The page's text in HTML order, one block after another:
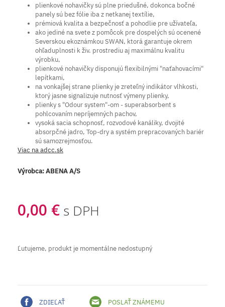
plienkové nohavičky sú plne priedušné, dokonca bočné
panely sú bez fólie iba z netkanej textílie,
prémiová kvalita a bezpečnosť a pohodlie pre užívateľa,
ako jediné na svete z pomôcok pre dospelých sú ocenené
Severskou ekoznámkou SWAN, ktorá garantuje okrem
ohľaduplnosti k živ. prostrediu aj maximálnu kvalitu
výrobku,
plienkové nohavičky disponujú flexibilnými "naťahovacími"
lepítkami,
na vonkajšej strane plienky je zreteľný indikátor vlhkosti,
ktorý jasne signalizuje nutnosť výmeny plienky,
plienky s "Odour system"-om - superabsorbent s
pohlcovaním nepríjemných pachov,
vysoká sacia schopnosť, rozvodové kanáliky, dvojité
absorpčné jadro, Top-dry a systém prepracovaných bariér
sú samozrejmosťou.
Viac na adcc.sk
Výrobca:ABENA A/S
0,00 € s DPH
Ľutujeme, produkt je momentálne nedostupný
ZDIEĽAŤ POSLAŤ ZNÁMEMU